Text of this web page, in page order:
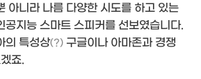
아니라 나름 다양한 시도를 하고 있는
공지능 스마트 스피커를 선보였습니다.
의 특성상(?) 구글이나 아마존과 경쟁
죠.